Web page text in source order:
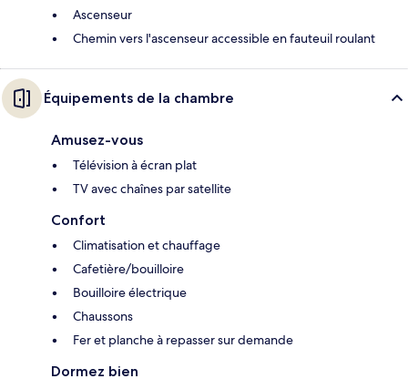
Ascenseur
Chemin vers l'ascenseur accessible en fauteuil roulant
Équipements de la chambre
Amusez-vous
Télévision à écran plat
TV avec chaînes par satellite
Confort
Climatisation et chauffage
Cafetière/bouilloire
Bouilloire électrique
Chaussons
Fer et planche à repasser sur demande
Dormez bien